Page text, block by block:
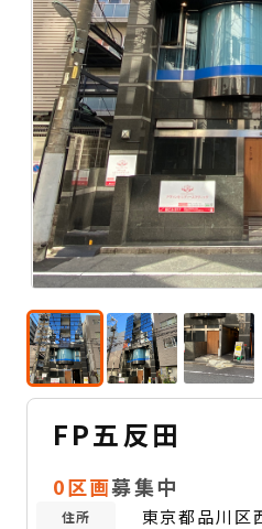
FP五反田
0区画募集中
住所 東京都品川